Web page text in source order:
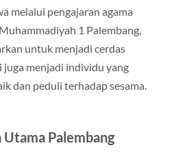
melalui pengajaran agama
1 Palembang,
untuk menjadi cerdas
juga menjadi individu yang
dan peduli terhadap sesama.
Palembang